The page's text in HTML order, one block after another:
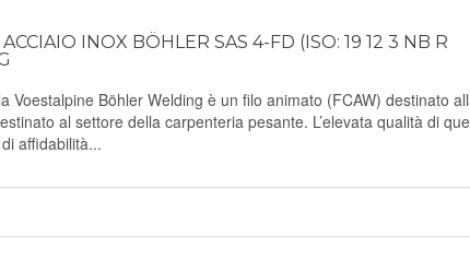
INOX BÖHLER SAS 4-FD (ISO: 19 12 3 NB R
Voestalpine Böhler Welding è un filo animato (FCAW) destinato
al settore della carpenteria pesante. L’elevata qualità di
affidabilità...